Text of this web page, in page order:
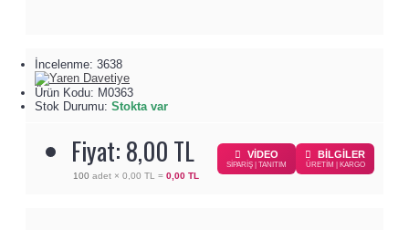
İncelenme: 3638
Ürün Kodu: M0363
Stok Durumu: Stokta var
Fiyat: 8,00 TL
100 adet × 0,00 TL = 0,00 TL
VİDEO
SİPARİŞ | TANITIM
BİLGİLER
ÜRETİM | KARGO